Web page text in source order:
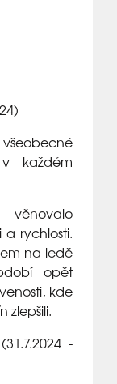
každém
a rychlosti.
na ledě
opět
kde
zlepšili.
-